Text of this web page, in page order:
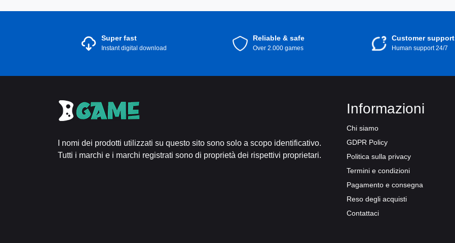
Super fast
Instant digital download
Reliable & safe
Over 2.000 games
Customer support
Human support 24/7
I nomi dei prodotti utilizzati su questo sito sono solo a scopo identificativo.
Tutti i marchi e i marchi registrati sono di proprietà dei rispettivi proprietari.
Informazioni
Chi siamo
GDPR Policy
Politica sulla privacy
Termini e condizioni
Pagamento e consegna
Reso degli acquisti
Contattaci